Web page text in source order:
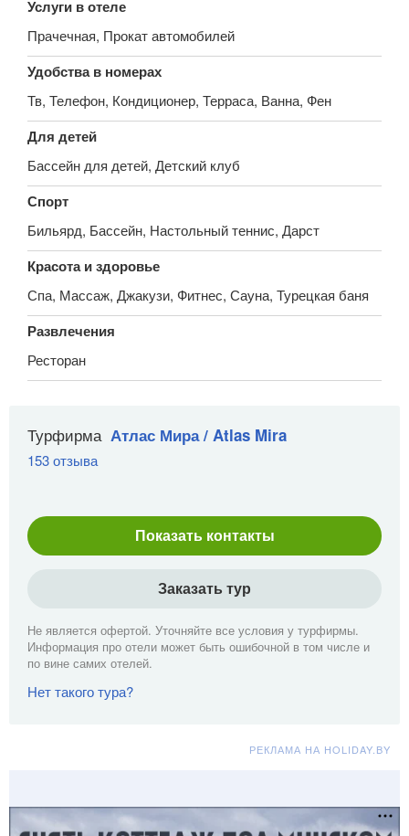
Услуги в отеле
Прачечная, Прокат автомобилей
Удобства в номерах
Тв, Телефон, Кондиционер, Терраса, Ванна, Фен
Для детей
Бассейн для детей, Детский клуб
Спорт
Бильярд, Бассейн, Настольный теннис, Дарст
Красота и здоровье
Спа, Массаж, Джакузи, Фитнес, Сауна, Турецкая баня
Развлечения
Ресторан
Турфирма Атлас Мира / Atlas Mira
153 отзыва
Показать контакты
Заказать тур
Не является офертой. Уточняйте все условия у турфирмы.
Информация про отели может быть ошибочной в том числе и
по вине самих отелей.
Нет такого тура?
РЕКЛАМА НА HOLIDAY.BY